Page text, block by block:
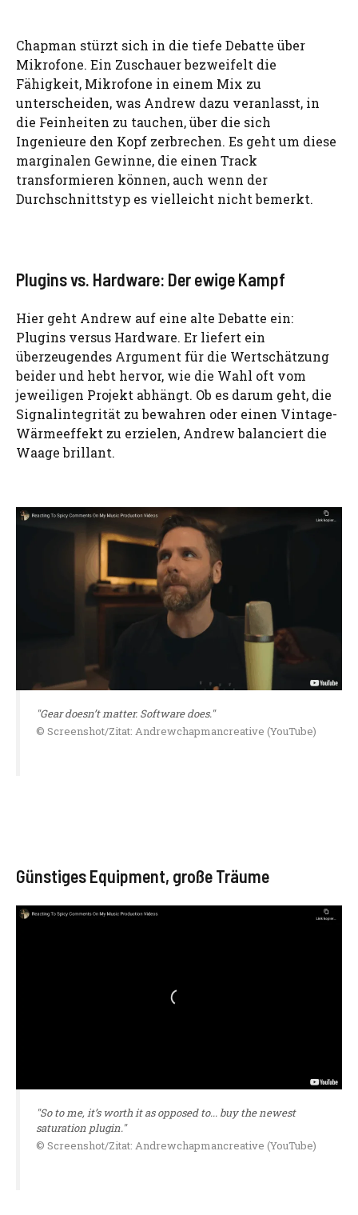
Chapman stürzt sich in die tiefe Debatte über
Mikrofone. Ein Zuschauer bezweifelt die
Fähigkeit, Mikrofone in einem Mix zu
unterscheiden, was Andrew dazu veranlasst, in
die Feinheiten zu tauchen, über die sich
Ingenieure den Kopf zerbrechen. Es geht um diese
marginalen Gewinne, die einen Track
transformieren können, auch wenn der
Durchschnittstyp es vielleicht nicht bemerkt.
Plugins vs. Hardware: Der ewige Kampf
Hier geht Andrew auf eine alte Debatte ein:
Plugins versus Hardware. Er liefert ein
überzeugendes Argument für die Wertschätzung
beider und hebt hervor, wie die Wahl oft vom
jeweiligen Projekt abhängt. Ob es darum geht, die
Signalintegrität zu bewahren oder einen Vintage-
Wärmeeffekt zu erzielen, Andrew balanciert die
Waage brillant.
"Gear doesn’t matter. Software does."
© Screenshot/Zitat: Andrewchapmancreative (YouTube)
Günstiges Equipment, große Träume
"So to me, it’s worth it as opposed to... buy the newest
saturation plugin."
© Screenshot/Zitat: Andrewchapmancreative (YouTube)